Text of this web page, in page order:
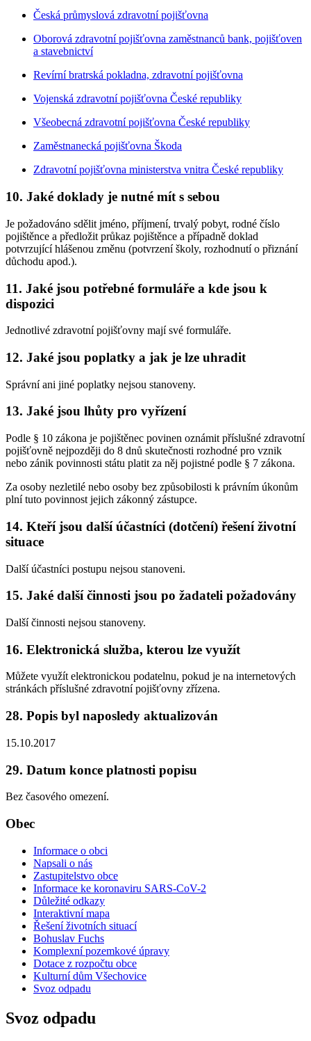
Česká průmyslová zdravotní pojišťovna
Oborová zdravotní pojišťovna zaměstnanců bank, pojišťoven
a stavebnictví
Revírní bratrská pokladna, zdravotní pojišťovna
Vojenská zdravotní pojišťovna České republiky
Všeobecná zdravotní pojišťovna České republiky
Zaměstnanecká pojišťovna Škoda
Zdravotní pojišťovna ministerstva vnitra České republiky
10. Jaké doklady je nutné mít s sebou
Je požadováno sdělit jméno, příjmení, trvalý pobyt, rodné číslo
pojištěnce a předložit průkaz pojištěnce a případně doklad
potvrzující hlášenou změnu (potvrzení školy, rozhodnutí o přiznání
důchodu apod.).
11. Jaké jsou potřebné formuláře a kde jsou k
dispozici
Jednotlivé zdravotní pojišťovny mají své formuláře.
12. Jaké jsou poplatky a jak je lze uhradit
Správní ani jiné poplatky nejsou stanoveny.
13. Jaké jsou lhůty pro vyřízení
Podle § 10 zákona je pojištěnec povinen oznámit příslušné zdravotní
pojišťovně nejpozději do 8 dnů skutečnosti rozhodné pro vznik
nebo zánik povinnosti státu platit za něj pojistné podle § 7 zákona.
Za osoby nezletilé nebo osoby bez způsobilosti k právním úkonům
plní tuto povinnost jejich zákonný zástupce.
14. Kteří jsou další účastníci (dotčení) řešení životní
situace
Další účastníci postupu nejsou stanoveni.
15. Jaké další činnosti jsou po žadateli požadovány
Další činnosti nejsou stanoveny.
16. Elektronická služba, kterou lze využít
Můžete využít elektronickou podatelnu, pokud je na internetových
stránkách příslušné zdravotní pojišťovny zřízena.
28. Popis byl naposledy aktualizován
15.10.2017
29. Datum konce platnosti popisu
Bez časového omezení.
Obec
Informace o obci
Napsali o nás
Zastupitelstvo obce
Informace ke koronaviru SARS-CoV-2
Důležité odkazy
Interaktivní mapa
Řešení životních situací
Bohuslav Fuchs
Komplexní pozemkové úpravy
Dotace z rozpočtu obce
Kulturní dům Všechovice
Svoz odpadu
Svoz odpadu